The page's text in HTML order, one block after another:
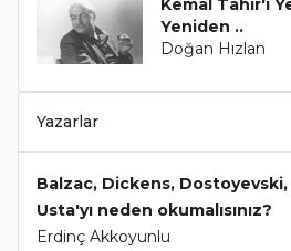
Kemal Tahir'i
Yeniden ..
Doğan Hızlan
Yazarlar
Balzac, Dickens,
Usta'yı neden okumalısınız?
Erdinç Akkoyunlu